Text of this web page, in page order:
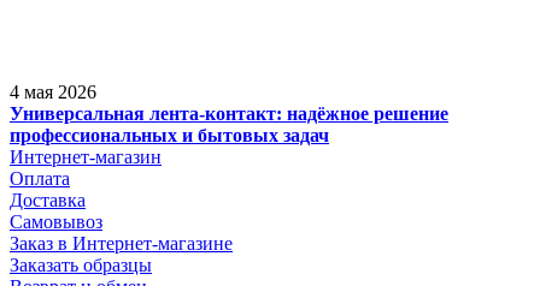
4 мая 2026
Универсальная лента-контакт: надёжное решение
профессиональных и бытовых задач
Интернет-магазин
Оплата
Доставка
Самовывоз
Заказ в Интернет-магазине
Заказать образцы